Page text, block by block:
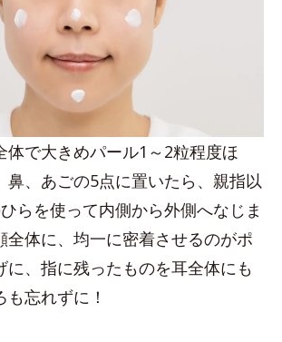
体で大きめパール1～2粒程度ほ
鼻、あごの5点に置いたら、親指以
らを使って内側から外側へなじま
全体に、均一に密着させるのがポ
に、指に残ったものを耳全体にも
忘れずに！